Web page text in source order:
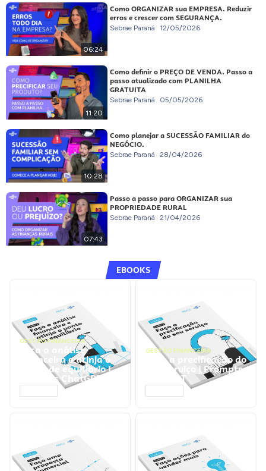
06:24
Como ORGANIZAR sua EMPRESA. Reduzir
erros e crescer com SEGURANÇA.
Sebrae Paraná 12/05/2026
11:20
Como definir o PREÇO DE VENDA. Passo a
passo atualizado com PLANILHA
GRATUITA
Sebrae Paraná 05/05/2026
10:28
Como planejar a SUCESSÃO FAMILIAR do
NEGÓCIO.
Sebrae Paraná 28/04/2026
07:43
Passo a passo para ORGANIZAR sua
PROPRIEDADE RURAL
Sebrae Paraná 21/04/2026
EBOOKS
GESTÃO FINANCEIRA
Faça a análise
financeira e atinja o
ponto de equilíbrio |
Prompts ChatGPT
GESTÃO FINANCEIRA
Faça a precificação do
seu serviço | Prompts
ChatGPT